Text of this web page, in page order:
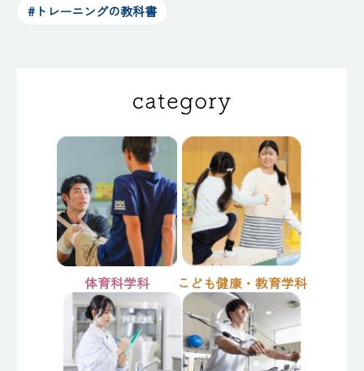
#トレーニングの教科書
こども健康・教育学科
体育科学科